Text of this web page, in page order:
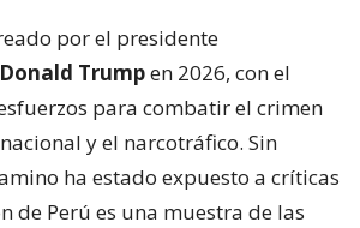
por el presidente
Donald Trumpen 2026, con el
para combatir el crimen
y el narcotráfico. Sin
ha estado expuesto a críticas
de Perú es una muestra de las